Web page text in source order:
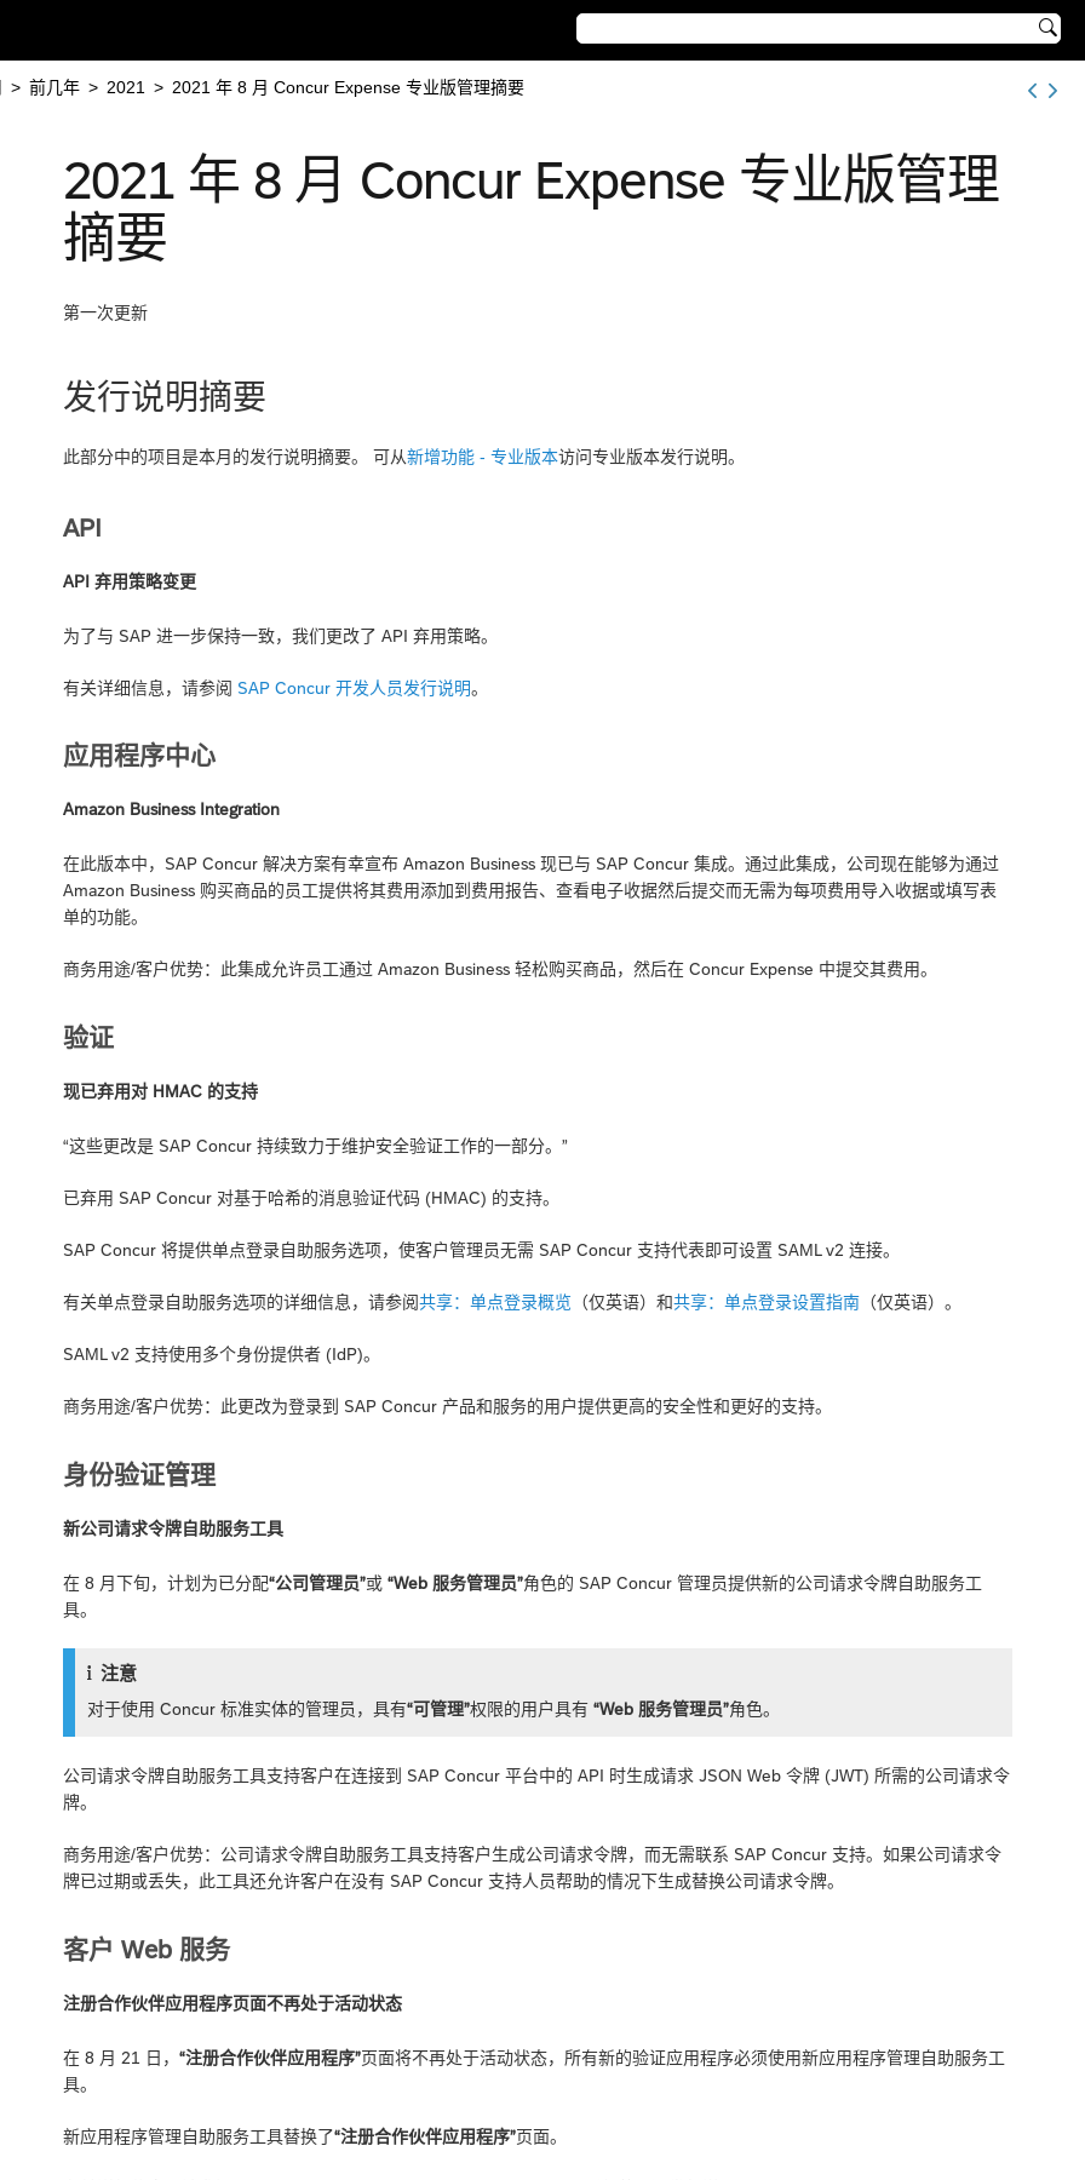

> 前几年 > 2021 > 2021 年 8 月 Concur Expense 专业版管理摘要
2021 年 8 月 Concur Expense 专业版管理
摘要
第一次更新
发行说明摘要
此部分中的项目是本月的发行说明摘要。 可从新增功能 - 专业版本访问专业版本发行说明。
API
API 弃用策略变更
为了与 SAP 进一步保持一致，我们更改了 API 弃用策略。
有关详细信息，请参阅 SAP Concur 开发人员发行说明。
应用程序中心
Amazon Business Integration
在此版本中，SAP Concur 解决方案有幸宣布 Amazon Business 现已与 SAP Concur 集成。通过此集成，公司现在能够为通过
Amazon Business 购买商品的员工提供将其费用添加到费用报告、查看电子收据然后提交而无需为每项费用导入收据或填写表
单的功能。
商务用途/客户优势：此集成允许员工通过 Amazon Business 轻松购买商品，然后在 Concur Expense 中提交其费用。
验证
现已弃用对 HMAC 的支持
“这些更改是 SAP Concur 持续致力于维护安全验证工作的一部分。”
已弃用 SAP Concur 对基于哈希的消息验证代码 (HMAC) 的支持。
SAP Concur 将提供单点登录自助服务选项，使客户管理员无需 SAP Concur 支持代表即可设置 SAML v2 连接。
有关单点登录自助服务选项的详细信息，请参阅共享：单点登录概览 （仅英语）和共享：单点登录设置指南 （仅英语）。
SAML v2 支持使用多个身份提供者 (IdP)。
商务用途/客户优势：此更改为登录到 SAP Concur 产品和服务的用户提供更高的安全性和更好的支持。
身份验证管理
新公司请求令牌自助服务工具
在 8 月下旬，计划为已分配“公司管理员”或 “Web 服务管理员”角色的 SAP Concur 管理员提供新的公司请求令牌自助服务工
具。
注意
对于使用 Concur 标准实体的管理员，具有“可管理”权限的用户具有“Web 服务管理员”角色。
公司请求令牌自助服务工具支持客户在连接到 SAP Concur 平台中的 API 时生成请求 JSON Web 令牌 (JWT) 所需的公司请求令
牌。
商务用途/客户优势：公司请求令牌自助服务工具支持客户生成公司请求令牌，而无需联系 SAP Concur 支持。如果公司请求令
牌已过期或丢失，此工具还允许客户在没有 SAP Concur 支持人员帮助的情况下生成替换公司请求令牌。
客户 Web 服务
注册合作伙伴应用程序页面不再处于活动状态
在 8 月 21 日， “注册合作伙伴应用程序”页面将不再处于活动状态，所有新的验证应用程序必须使用新应用程序管理自助服务工
具。
新应用程序管理自助服务工具替换了“注册合作伙伴应用程序”页面。